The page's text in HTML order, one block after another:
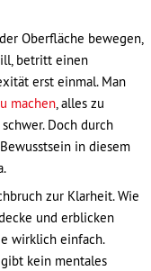
Oberfläche bewegen,
betritt einen
erst einmal. Man
machen, alles zu
Doch durch
in diesem
zur Klarheit. Wie
und erblicken
wirklich einfach.
kein mentales